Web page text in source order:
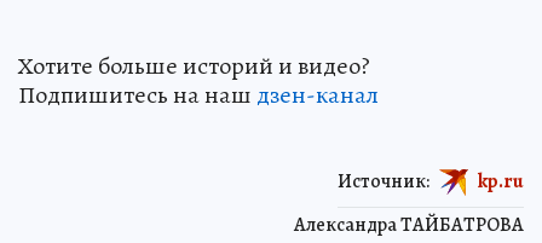
Хотите больше историй и видео?
Подпишитесь на наш дзен-канал
Александра ТАЙБАТРОВА
Источник: kp.ru